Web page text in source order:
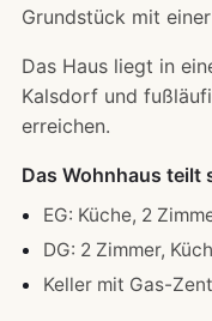
Grundstück mit
Das Haus liegt in
Kalsdorf und
erreichen.
Das Wohnhaus teilt
EG: Küche, 2
DG: 2 Zimmer,
Keller mit Gas-